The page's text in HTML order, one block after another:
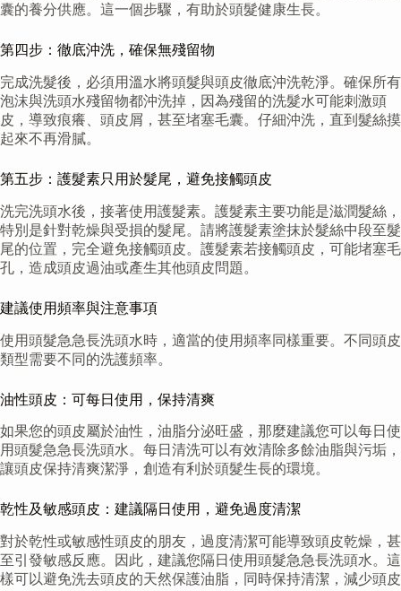
囊的養分供應。這一個步驟，有助於頭髮健康生長。
第四步：徹底沖洗，確保無殘留物
完成洗髮後，必須用溫水將頭髮與頭皮徹底沖洗乾淨。確保所有
泡沫與洗頭水殘留物都沖洗掉，因為殘留的洗髮水可能刺激頭
皮，導致痕癢、頭皮屑，甚至堵塞毛囊。仔細沖洗，直到髮絲摸
起來不再滑膩。
第五步：護髮素只用於髮尾，避免接觸頭皮
洗完洗頭水後，接著使用護髮素。護髮素主要功能是滋潤髮絲，
特別是針對乾燥與受損的髮尾。請將護髮素塗抹於髮絲中段至髮
尾的位置，完全避免接觸頭皮。護髮素若接觸頭皮，可能堵塞毛
孔，造成頭皮過油或產生其他頭皮問題。
建議使用頻率與注意事項
使用頭髮急急長洗頭水時，適當的使用頻率同樣重要。不同頭皮
類型需要不同的洗護頻率。
油性頭皮：可每日使用，保持清爽
如果您的頭皮屬於油性，油脂分泌旺盛，那麼建議您可以每日使
用頭髮急急長洗頭水。每日清洗可以有效清除多餘油脂與污垢，
讓頭皮保持清爽潔淨，創造有利於頭髮生長的環境。
乾性及敏感頭皮：建議隔日使用，避免過度清潔
對於乾性或敏感性頭皮的朋友，過度清潔可能導致頭皮乾燥，甚
至引發敏感反應。因此，建議您隔日使用頭髮急急長洗頭水。這
樣可以避免洗去頭皮的天然保護油脂，同時保持清潔，減少頭皮